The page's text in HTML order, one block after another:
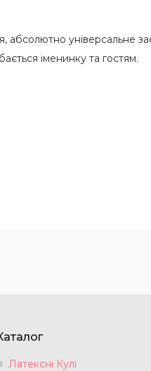
універсальне
іменинку та гостям.
Латексні Кулі